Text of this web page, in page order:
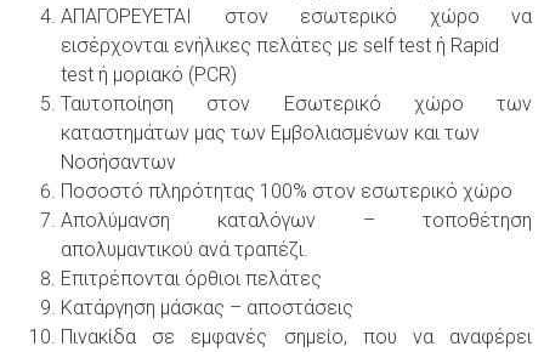
ΑΠΑΓΟΡΕΥΕΤΑΙ στον εσωτερικό χώρο να
εισέρχονται ενήλικες πελάτες με self test ή Rapid
test ή μοριακό (PCR)
Ταυτοποίηση στον Εσωτερικό χώρο των
καταστημάτων μας των Εμβολιασμένων και των
Νοσήσαντων
Ποσοστό πληρότητας 100% στον εσωτερικό χώρο
Απολύμανση καταλόγων – τοποθέτηση
απολυμαντικού ανά τραπέζι.
Επιτρέπονται όρθιοι πελάτες
Κατάργηση μάσκας – αποστάσεις
Πινακίδα σε εμφανές σημείο, που να αναφέρει